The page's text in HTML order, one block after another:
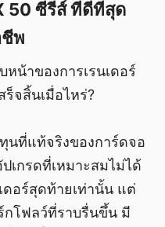
50 ซีรีส์ ที่ดีที่สุด
พ
น้าของการเรนเดอร์
ร็จสิ้นเมื่อไหร่?
นที่แท้จริงของการ์ดจอ
เกรดที่เหมาะสมไม่ได้
ดอร์สุดท้ายเท่านั้น แต่
กโฟลว์ที่ราบรื่นขึ้น มี